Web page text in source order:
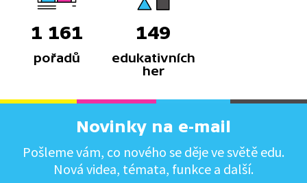
1 161
pořadů
149
edukativních
her
Novinky na e-mail
Pošleme vám, co nového se děje ve světě edu.
Nová videa, témata, funkce a další.